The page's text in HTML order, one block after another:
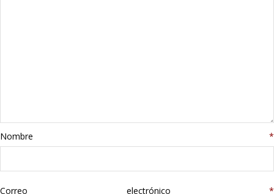
Stanley
libros
Nombre *
Correo electrónico *